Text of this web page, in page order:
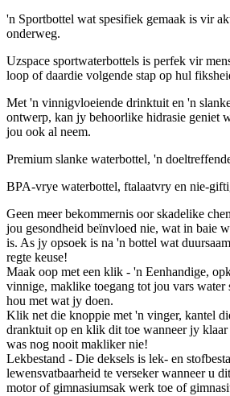
'n Sportbottel wat spesifiek gemaak is vir
onderweg.
Uzspace sportwaterbottels is perfek vir
loop of daardie volgende stap op hul
Met 'n vinnigvloeiende drinktuit en 'n
ontwerp, kan jy behoorlike hidrasie geniet
jou ook al neem.
Premium slanke waterbottel, 'n
BPA-vrye waterbottel, ftalaatvry en nie-
Geen meer bekommernis oor skadelike
jou gesondheid beïnvloed nie, wat in baie
is. As jy opsoek is na 'n bottel wat
regte keuse!
Maak oop met een klik - 'n Eenhandige,
vinnige, maklike toegang tot jou vars water
hou met wat jy doen.
Klik net die knoppie met 'n vinger, kantel
dranktuit op en klik dit toe wanneer jy
was nog nooit makliker nie!
Lekbestand - Die deksels is lek- en
lewensvatbaarheid te verseker wanneer u
motor of gimnasiumsak werk toe of